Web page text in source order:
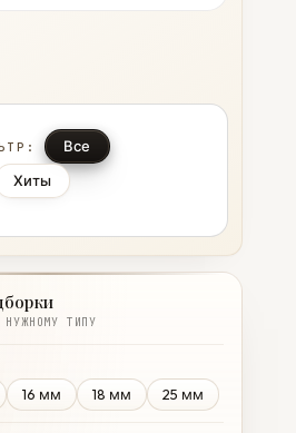
Все
Хиты
ТИПУ
16 мм 18 мм 25 мм